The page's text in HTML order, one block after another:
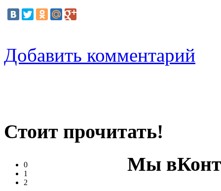
Добавить комментарий
Стоит прочитать!
0
1
2
Мы